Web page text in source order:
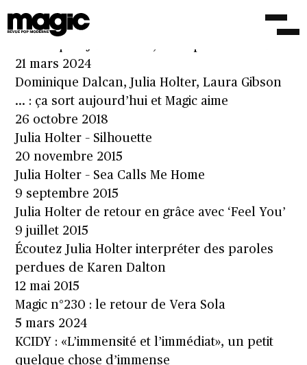
21 mars 2024
21 mars 2024
Dominique Dalcan, Julia Holter, Laura Gibson
… : ça sort aujourd’hui et Magic aime
26 octobre 2018
Julia Holter – Silhouette
20 novembre 2015
Julia Holter – Sea Calls Me Home
9 septembre 2015
Julia Holter de retour en grâce avec ‘Feel You’
9 juillet 2015
Écoutez Julia Holter interpréter des paroles
perdues de Karen Dalton
12 mai 2015
Magic n°230 : le retour de Vera Sola
5 mars 2024
KCIDY : «L’immensité et l’immédiat», un petit
quelque chose d’immense